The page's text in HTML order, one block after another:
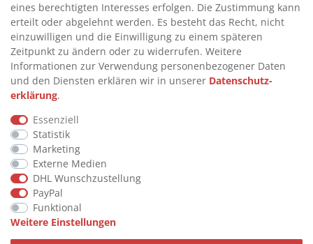
>
FAQ
>
VERTRAG WIDERRUFEN
>
WIDERRUFSRECHT
>
WIDERRUFSFORMULAR
IMPRESSUM
>
DATENSCHUTZERKLÄRUNG
>
AGB
>
KONTAKT
© Copyright 2026 by STU Tanktechnik
Alle Rechte vorbehalten.
eines berechtigten Interesses erfolgen. Die Zustimmung kann
erteilt oder abgelehnt werden. Es besteht das Recht, nicht
einzuwilligen und die Einwilligung zu einem späteren
Zeitpunkt zu ändern oder zu widerrufen. Weitere
Informationen zur Verwendung personenbezogener Daten
und den Diensten erklären wir in unserer Daten­schutz­
erklärung.
Essenziell
Statistik
Marketing
Externe Medien
DHL Wunschzustellung
PayPal
Funktional
Weitere Einstellungen